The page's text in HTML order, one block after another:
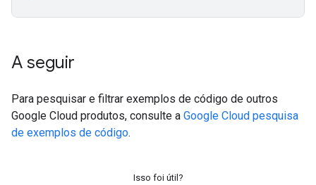
A seguir
Para pesquisar e filtrar exemplos de código de outros
Google Cloud produtos, consulte a Google Cloud pesquisa
de exemplos de código.
Isso foi útil?